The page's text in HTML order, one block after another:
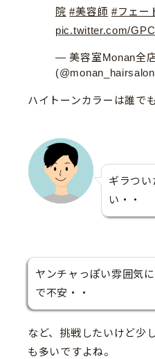
院 #美容師 #フェー
pic.twitter.com/
— 美容室Monan全
ハイトーンカラーは誰で
ギラつ
い・・
ヤンチャっぽい雰囲気
で不安・・
など、挑戦したいけど少
も多いですよね。